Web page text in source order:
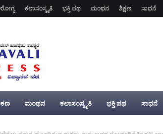
ಕಲಾಸಂಸ್ಕೃತಿ ಭಕ್ತಿ ಪಥ ಮಂಥನ ಶಿಕ್ಷಣ ಸಾಧನೆ
ಮಂಥನ ಕಲಾಸಂಸ್ಕೃತಿ ಭಕ್ತಿ ಪಥ ಸಾಧನೆ